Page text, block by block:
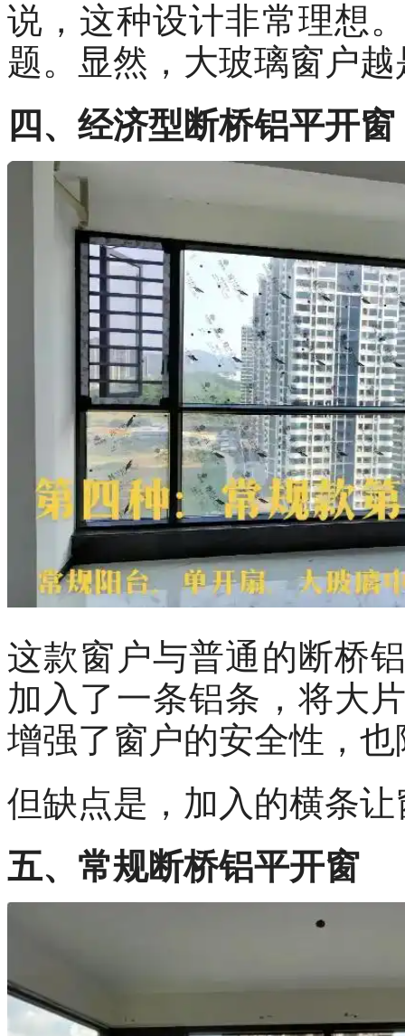
说，这种设计非常理想
题。显然，大玻璃窗户
四、经济型断桥铝平开窗
这款窗户与普通的断桥
加入了一条铝条，将大
增强了窗户的安全性，
但缺点是，加入的横条
五、常规断桥铝平开窗